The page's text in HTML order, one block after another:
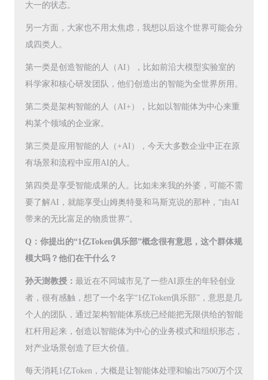
大一的状态。
另一方面，大家也不用太焦虑，我想以后这个世界可能会分
成四类人。
第一类是创造智能的人（AI），比如前沿大模型实验室的
科学家和核心研发团队，他们创造出的智能为全世界所用。
第二类是架构智能的人（AI+），比如以智能体为中心来重
构某个领域的企业家。
第三类是应用智能的人（+AI），今天大多数企业中正在原
有场景和流程中应用AI的人。
第四类是享受智能成果的人。比如未来我的外婆，可能不需
要了解AI，就能享受山姆奥特曼和马斯克说的那种，“由AI
带来的无比富足的物质世界”。
Q：你提出的“1亿Token俱乐部”概念很有意思，这个群体规
模大吗？他们在干什么？
孙天澍教授： 最近在不同城市见了一些AI原生的年轻创业
者，很有感触，想了一个名字“1亿Token俱乐部”，意思是几
个人的团队，通过架构智能体系统已经能把无限供给的智能
杠杆用起来，创造以智能体为中心的业务模式和组织形态，
对产业场景创造了巨大价值。
每天消耗1亿Token，大概是让智能体处理和输出7500万个汉